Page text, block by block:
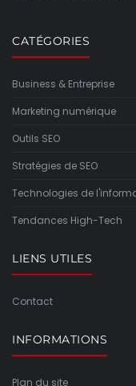
CATÉGORIES
Business & Entreprise
Marketing numérique
Outils SEO
Stratégies de SEO
Technologies de
Tendances High-Tech
LIENS UTILES
Contact
INFORMATIONS
Plan du site